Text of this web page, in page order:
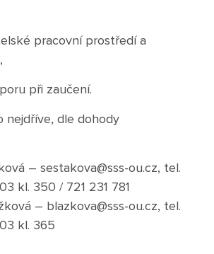
roku
školy
služeb
pracovní prostředí a
při zaučení.
nejdříve, dle dohody
– sestakova@sss-ou.cz, tel.
kl. 350 / 721 231 781
– blazkova@sss-ou.cz, tel.
kl. 365